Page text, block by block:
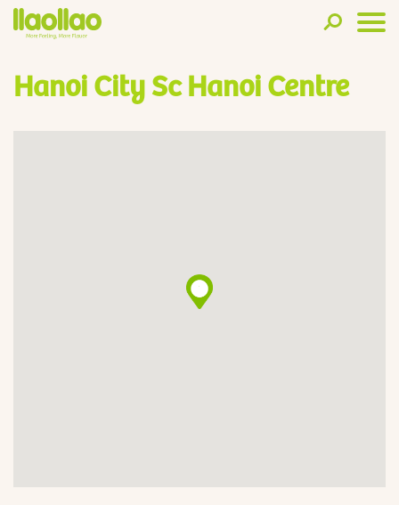
Hanoi City Sc Hanoi Centre